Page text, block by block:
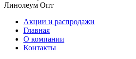
Линолеум Опт
Акции и распродажи
Главная
О компании
Контакты